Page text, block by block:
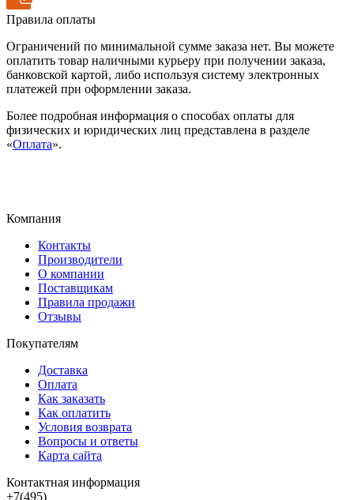
Правила оплаты
Ограничений по минимальной сумме заказа нет. Вы можете
оплатить товар наличными курьеру при получении заказа,
банковской картой, либо используя систему электронных
платежей при оформлении заказа.
Более подробная информация о способах оплаты для
физических и юридических лиц представлена в разделе
«Оплата».
Компания
Контакты
Производители
О компании
Поставщикам
Правила продажи
Отзывы
Покупателям
Доставка
Оплата
Как заказать
Как оплатить
Условия возврата
Вопросы и ответы
Карта сайта
Контактная информация
+7(495)